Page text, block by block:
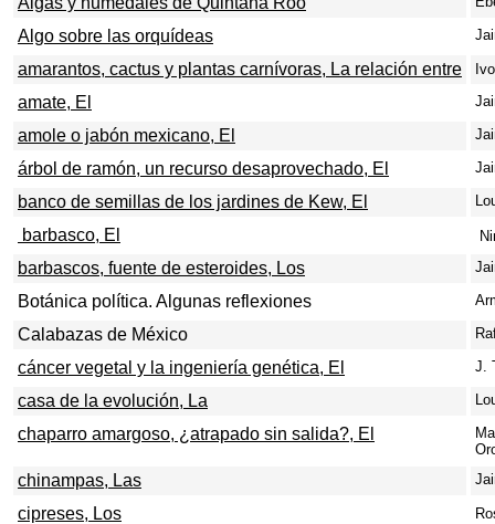
Algo sobre las orquídeas
amarantos, cactus y plantas carnívoras, La relación entre
amate, El
amole o jabón mexicano, El
árbol de ramón, un recurso desaprovechado, El
banco de semillas de los jardines de Kew, El
barbasco, El
barbascos, fuente de esteroides, Los
Botánica política. Algunas reflexiones
Calabazas de México
cáncer vegetal y la ingeniería genética, El J.
casa de la evolución, La
chaparro amargoso, ¿atrapado sin salida?, El
chinampas, Las
cipreses, Los